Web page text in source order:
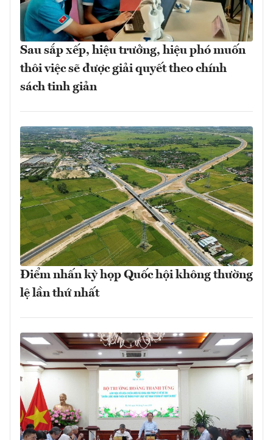
Sau sắp xếp, hiệu trưởng, hiệu phó muốn
thôi việc sẽ được giải quyết theo chính
sách tinh giản
Điểm nhấn kỳ họp Quốc hội không thường
lệ lần thứ nhất